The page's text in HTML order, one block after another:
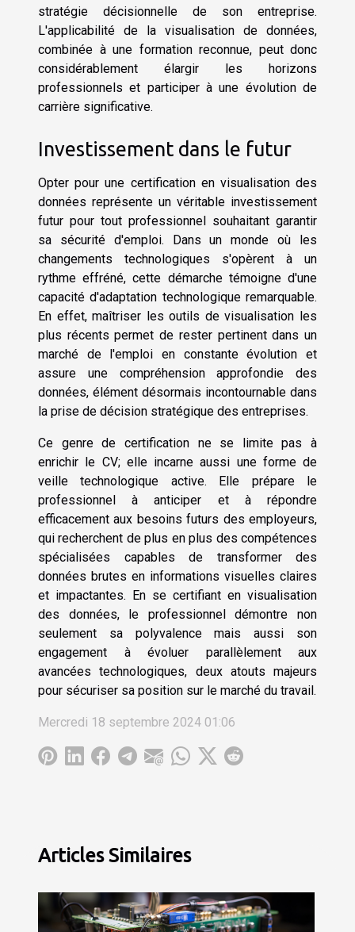
stratégie décisionnelle de son entreprise.
L'applicabilité de la visualisation de données,
combinée à une formation reconnue, peut donc
considérablement élargir les horizons
professionnels et participer à une évolution de
carrière significative.
Investissement dans le futur
Opter pour une certification en visualisation des
données représente un véritable investissement
futur pour tout professionnel souhaitant garantir
sa sécurité d'emploi. Dans un monde où les
changements technologiques s'opèrent à un
rythme effréné, cette démarche témoigne d'une
capacité d'adaptation technologique remarquable.
En effet, maîtriser les outils de visualisation les
plus récents permet de rester pertinent dans un
marché de l'emploi en constante évolution et
assure une compréhension approfondie des
données, élément désormais incontournable dans
la prise de décision stratégique des entreprises.
Ce genre de certification ne se limite pas à
enrichir le CV; elle incarne aussi une forme de
veille technologique active. Elle prépare le
professionnel à anticiper et à répondre
efficacement aux besoins futurs des employeurs,
qui recherchent de plus en plus des compétences
spécialisées capables de transformer des
données brutes en informations visuelles claires
et impactantes. En se certifiant en visualisation
des données, le professionnel démontre non
seulement sa polyvalence mais aussi son
engagement à évoluer parallèlement aux
avancées technologiques, deux atouts majeurs
pour sécuriser sa position sur le marché du travail.
Mercredi 18 septembre 2024 01:06
Articles Similaires